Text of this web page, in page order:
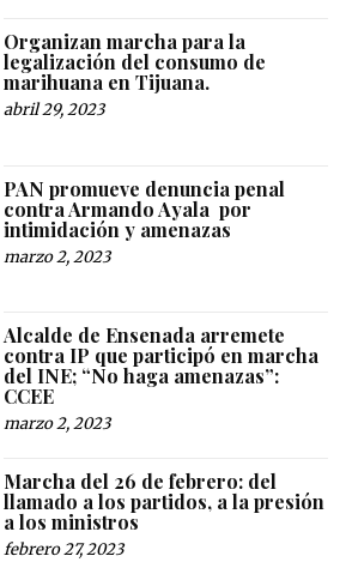
Organizan marcha para la
legalización del consumo de
marihuana en Tijuana.
abril 29, 2023
PAN promueve denuncia penal
contra Armando Ayala por
intimidación y amenazas
marzo 2, 2023
Alcalde de Ensenada arremete
contra IP que participó en marcha
del INE; “No haga amenazas”:
CCEE
marzo 2, 2023
Marcha del 26 de febrero: del
llamado a los partidos, a la presión
a los ministros
febrero 27, 2023